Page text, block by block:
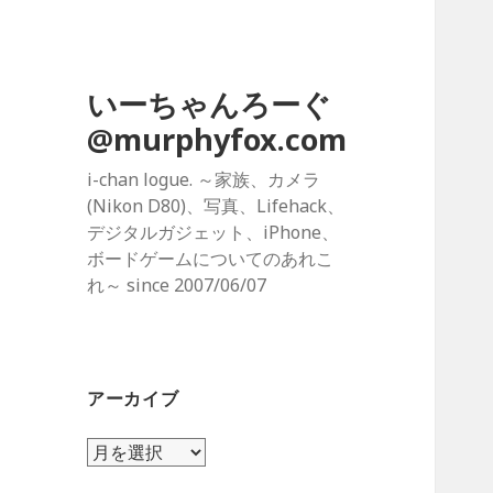
いーちゃんろーぐ
@murphyfox.com
i-chan logue. ～家族、カメラ
(Nikon D80)、写真、Lifehack、
デジタルガジェット、iPhone、
ボードゲームについてのあれこ
れ～ since 2007/06/07
アーカイブ
ア